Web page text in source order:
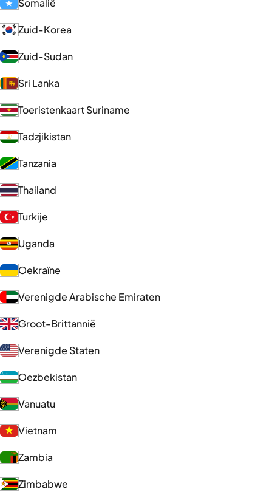
Somalië
Zuid-Korea
Zuid-Sudan
Sri Lanka
Toeristenkaart Suriname
Tadzjikistan
Tanzania
Thailand
Turkije
Uganda
Oekraïne
Verenigde Arabische Emiraten
Groot-Brittannië
Verenigde Staten
Oezbekistan
Vanuatu
Vietnam
Zambia
Zimbabwe